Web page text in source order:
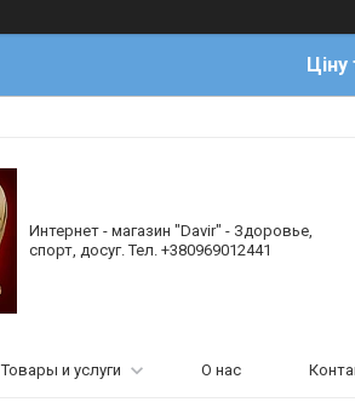
Интернет - магазин "Davir" - Здоровье,
спорт, досуг. Тел. +380969012441
Товары и услуги О нас